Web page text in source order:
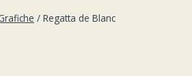
/ Regatta de Blanc